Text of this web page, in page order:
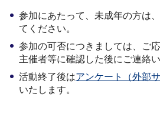
参加にあたって、未成年の方は
てください。
参加の可否につきましては、ご
主催者等に確認した後にご連絡い
活動終了後はアンケート（外部サ
いたします。